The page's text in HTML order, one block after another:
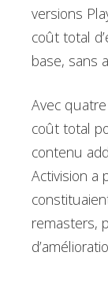
versions
coût total
base, sans
Avec
coût total
contenu
Activision a
remasters,